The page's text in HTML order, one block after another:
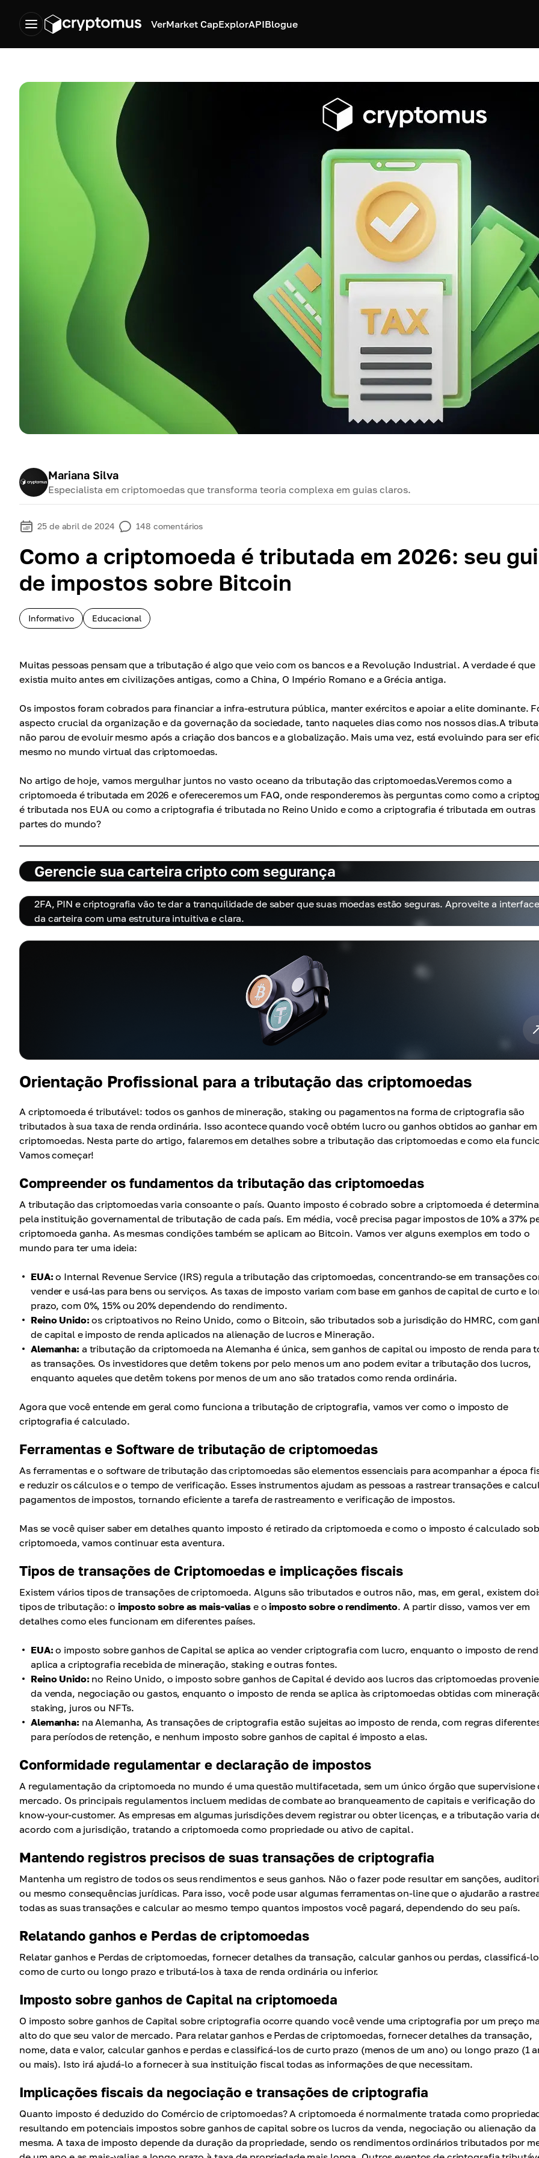
VerMarket CapExplorAPIBlogue
Mariana Silva
Especialista em criptomoedas que transforma teoria complexa em guias claros.
25 de abril de 2024 148 comentários
Como a criptomoeda é tributada em 2026: seu
de impostos sobre Bitcoin
Informativo Educacional
Muitas pessoas pensam que a tributação é algo que veio com os bancos e a Revolução Industrial. A verdade é que
existia muito antes em civilizações antigas, como a China, O Império Romano e a Grécia antiga.
Os impostos foram cobrados para financiar a infra-estrutura pública, manter exércitos e apoiar a elite dominante.
aspecto crucial da organização e da governação da sociedade, tanto naqueles dias como nos nossos dias.A
não parou de evoluir mesmo após a criação dos bancos e a globalização. Mais uma vez, está evoluindo para ser
mesmo no mundo virtual das criptomoedas.
No artigo de hoje, vamos mergulhar juntos no vasto oceano da tributação das criptomoedas.Veremos como a
criptomoeda é tributada em 2026 e ofereceremos um FAQ, onde responderemos às perguntas como como a
é tributada nos EUA ou como a criptografia é tributada no Reino Unido e como a criptografia é tributada em outras
partes do mundo?
Gerencie sua carteira cripto com segurança
2FA, PIN e criptografia vão te dar a tranquilidade de saber que suas moedas estão seguras. Aproveite a interface
da carteira com uma estrutura intuitiva e clara.
Orientação Profissional para a tributação das criptomoedas
A criptomoeda é tributável: todos os ganhos de mineração, staking ou pagamentos na forma de criptografia são
tributados à sua taxa de renda ordinária. Isso acontece quando você obtém lucro ou ganhos obtidos ao ganhar em
criptomoedas. Nesta parte do artigo, falaremos em detalhes sobre a tributação das criptomoedas e como ela
Vamos começar!
Compreender os fundamentos da tributação das criptomoedas
A tributação das criptomoedas varia consoante o país. Quanto imposto é cobrado sobre a criptomoeda é
pela instituição governamental de tributação de cada país. Em média, você precisa pagar impostos de 10% a 37%
criptomoeda ganha. As mesmas condições também se aplicam ao Bitcoin. Vamos ver alguns exemplos em todo o
mundo para ter uma ideia:
EUA: o Internal Revenue Service (IRS) regula a tributação das criptomoedas, concentrando-se em transações
vender e usá-las para bens ou serviços. As taxas de imposto variam com base em ganhos de capital de curto e
prazo, com 0%, 15% ou 20% dependendo do rendimento.
Reino Unido: os criptoativos no Reino Unido, como o Bitcoin, são tributados sob a jurisdição do HMRC, com
de capital e imposto de renda aplicados na alienação de lucros e Mineração.
Alemanha: a tributação da criptomoeda na Alemanha é única, sem ganhos de capital ou imposto de renda para
as transações. Os investidores que detêm tokens por pelo menos um ano podem evitar a tributação dos lucros,
enquanto aqueles que detêm tokens por menos de um ano são tratados como renda ordinária.
Agora que você entende em geral como funciona a tributação de criptografia, vamos ver como o imposto de
criptografia é calculado.
Ferramentas e Software de tributação de criptomoedas
As ferramentas e o software de tributação das criptomoedas são elementos essenciais para acompanhar a época
e reduzir os cálculos e o tempo de verificação. Esses instrumentos ajudam as pessoas a rastrear transações e
pagamentos de impostos, tornando eficiente a tarefa de rastreamento e verificação de impostos.
Mas se você quiser saber em detalhes quanto imposto é retirado da criptomoeda e como o imposto é calculado
criptomoeda, vamos continuar esta aventura.
Tipos de transações de Criptomoedas e implicações fiscais
Existem vários tipos de transações de criptomoeda. Alguns são tributados e outros não, mas, em geral, existem
tipos de tributação: oimposto sobre as mais-valiase oimposto sobre o rendimento. A partir disso, vamos ver em
detalhes como eles funcionam em diferentes países.
EUA: o imposto sobre ganhos de Capital se aplica ao vender criptografia com lucro, enquanto o imposto de
aplica a criptografia recebida de mineração, staking e outras fontes.
Reino Unido: no Reino Unido, o imposto sobre ganhos de Capital é devido aos lucros das criptomoedas
da venda, negociação ou gastos, enquanto o imposto de renda se aplica às criptomoedas obtidas com
staking, juros ou NFTs.
Alemanha: na Alemanha, As transações de criptografia estão sujeitas ao imposto de renda, com regras
para períodos de retenção, e nenhum imposto sobre ganhos de capital é imposto a elas.
Conformidade regulamentar e declaração de impostos
A regulamentação da criptomoeda no mundo é uma questão multifacetada, sem um único órgão que supervisione
mercado. Os principais regulamentos incluem medidas de combate ao branqueamento de capitais e verificação do
know-your-customer. As empresas em algumas jurisdições devem registrar ou obter licenças, e a tributação varia
acordo com a jurisdição, tratando a criptomoeda como propriedade ou ativo de capital.
Mantendo registros precisos de suas transações de criptografia
Mantenha um registro de todos os seus rendimentos e seus ganhos. Não o fazer pode resultar em sanções,
ou mesmo consequências jurídicas. Para isso, você pode usar algumas ferramentas on-line que o ajudarão a
todas as suas transações e calcular ao mesmo tempo quantos impostos você pagará, dependendo do seu país.
Relatando ganhos e Perdas de criptomoedas
Relatar ganhos e Perdas de criptomoedas, fornecer detalhes da transação, calcular ganhos ou perdas, classificá-
como de curto ou longo prazo e tributá-los à taxa de renda ordinária ou inferior.
Imposto sobre ganhos de Capital na criptomoeda
O imposto sobre ganhos de Capital sobre criptografia ocorre quando você vende uma criptografia por um preço
alto do que seu valor de mercado. Para relatar ganhos e Perdas de criptomoedas, fornecer detalhes da transação,
nome, data e valor, calcular ganhos e perdas e classificá-los de curto prazo (menos de um ano) ou longo prazo (1
ou mais). Isto irá ajudá-lo a fornecer à sua instituição fiscal todas as informações de que necessitam.
Implicações fiscais da negociação e transações de criptografia
Quanto imposto é deduzido do Comércio de criptomoedas? A criptomoeda é normalmente tratada como
resultando em potenciais impostos sobre ganhos de capital sobre os lucros da venda, negociação ou alienação da
mesma. A taxa de imposto depende da duração da propriedade, sendo os rendimentos ordinários tributados por